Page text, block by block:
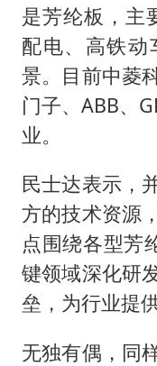
是芳纶板，主
配电、高铁动
景。目前中菱
门子、ABB、
业。
民士达表示，
方的技术资源
点围绕各型芳
键领域深化研
垒，为行业提
无独有偶，同